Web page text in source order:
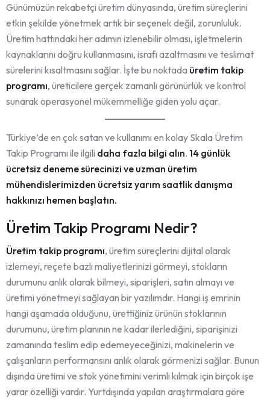
Günümüzün rekabetçi üretim dünyasında, üretim süreçlerini
etkin şekilde yönetmek artık bir seçenek değil, zorunluluk.
Üretim hattındaki her adımın izlenebilir olması, işletmelerin
kaynaklarını doğru kullanmasını, israfı azaltmasını ve teslimat
sürelerini kısaltmasını sağlar. İşte bu noktada üretim takip
programı, üreticilere gerçek zamanlı görünürlük ve kontrol
sunarak operasyonel mükemmelliğe giden yolu açar.
Türkiye’de en çok satan ve kullanımı en kolay Skala Üretim
Takip Programı ile ilgili daha fazla bilgi alın. 14 günlük
ücretsiz deneme sürecinizi ve uzman üretim
mühendislerimizden ücretsiz yarım saatlik danışma
hakkınızı hemen başlatın.
Üretim Takip Programı Nedir?
Üretim takip programı, üretim süreçlerini dijital olarak
izlemeyi, reçete bazlı maliyetlerinizi görmeyi, stokların
durumunu anlık olarak bilmeyi, siparişleri, satın almayı ve
üretimi yönetmeyi sağlayan bir yazılımdır. Hangi iş emrinin
hangi aşamada olduğunu, ürettiğiniz ürünün stoklarının
durumunu, üretim planının ne kadar ilerlediğini, siparişinizi
zamanında teslim edip edemeyeceğinizi, makinelerin ve
çalışanların performansını anlık olarak görmenizi sağlar. Bunun
dışında üretimi ve stok yönetimini verimli kılmak için birçok işe
yarar özelliği vardır. Yurtdışında yapılan araştırmalara göre